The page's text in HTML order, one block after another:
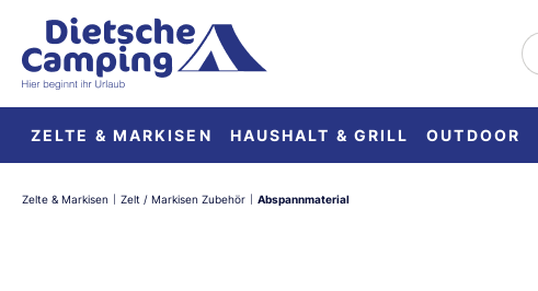
Zur Hauptnavigation springen
ZELTE & MARKISEN HAUSHALT & GRILL OUTDOOR
Zelte & Markisen Zelt / Markisen Zubehör Abspannmaterial